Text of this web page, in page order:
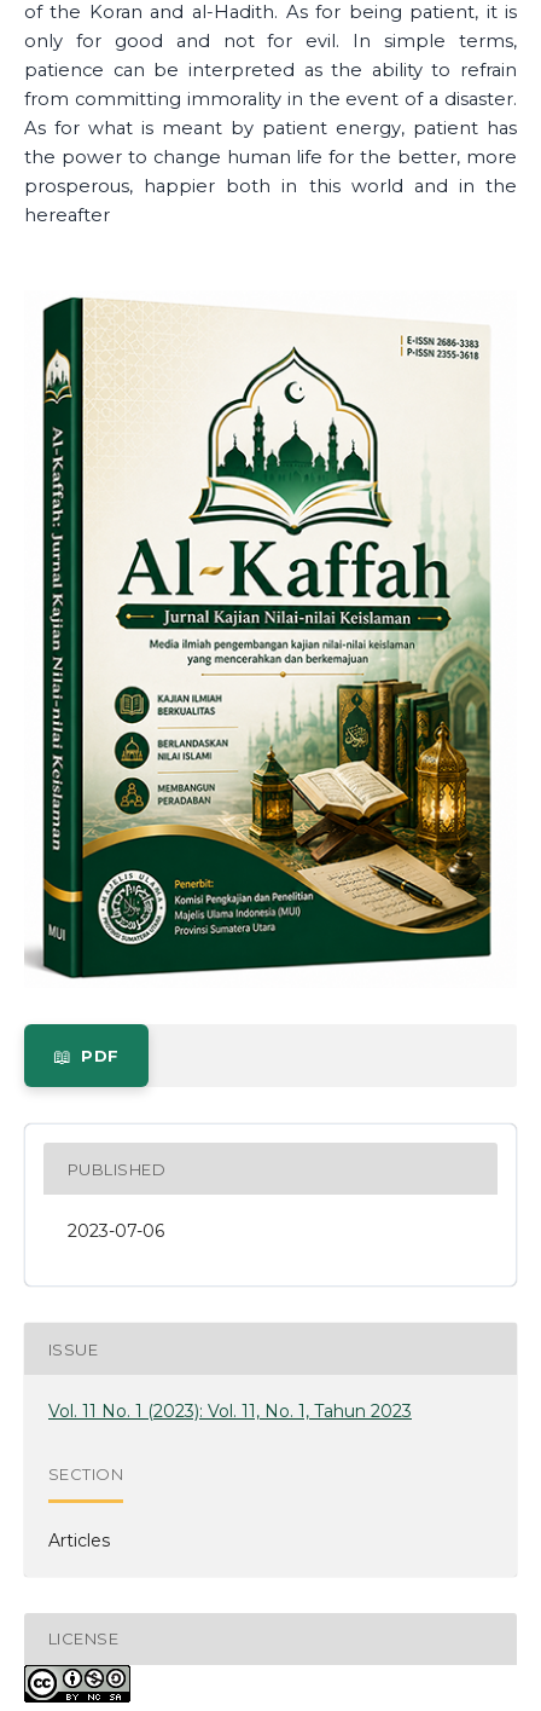
of the Koran and al-Hadith. As for being patient, it is
only for good and not for evil. In simple terms,
patience can be interpreted as the ability to refrain
from committing immorality in the event of a disaster.
As for what is meant by patient energy, patient has
the power to change human life for the better, more
prosperous, happier both in this world and in the
hereafter
PDF
PUBLISHED
2023-07-06
ISSUE
Vol. 11 No. 1 (2023): Vol. 11, No. 1, Tahun 2023
SECTION
Articles
LICENSE